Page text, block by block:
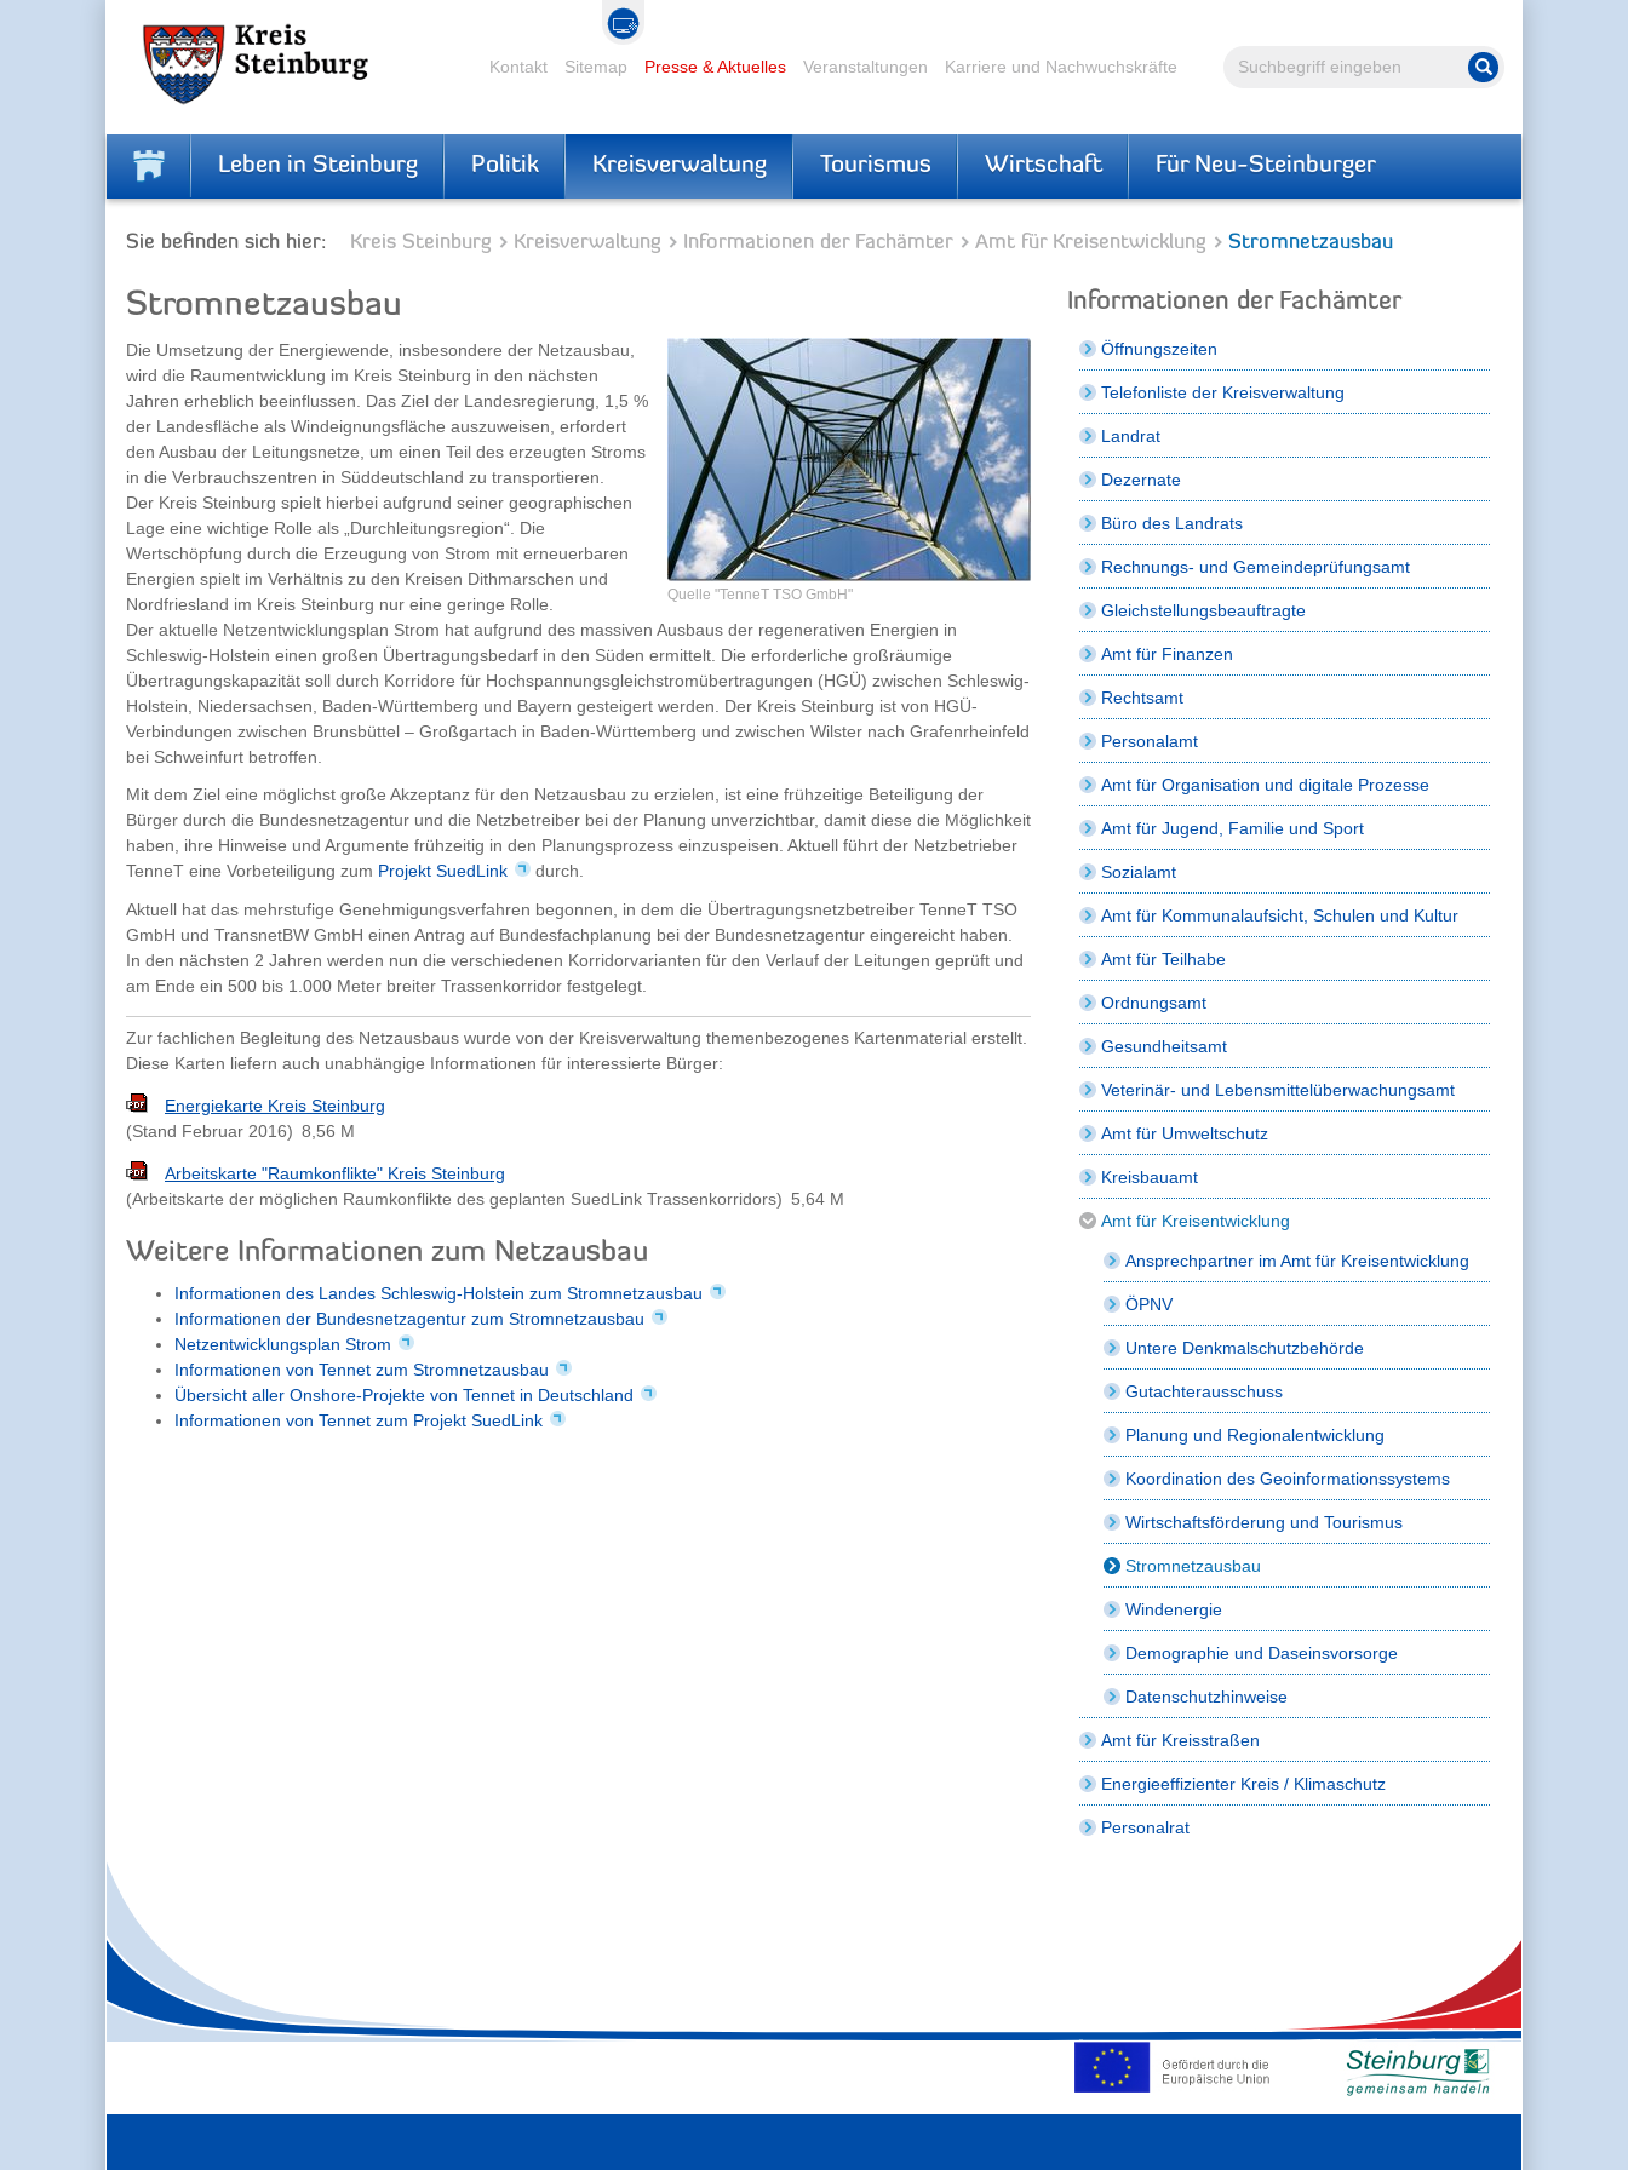
Volltextsuche Suche starten
Kontakt Sitemap Presse & Aktuelles Veranstaltungen Karriere und Nachwuchskräfte
Leben in Steinburg Politik Kreisverwaltung Tourismus Wirtschaft Für Neu-Steinburger
Sie befinden sich hier: Kreis Steinburg Kreisverwaltung Informationen der Fachämter Amt für Kreisentwicklung Stromnetzausbau
Stromnetzausbau
Quelle "TenneT TSO GmbH"
Die Umsetzung der Energiewende, insbesondere der Netzausbau,
wird die Raumentwicklung im Kreis Steinburg in den nächsten
Jahren erheblich beeinflussen. Das Ziel der Landesregierung, 1,5 %
der Landesfläche als Windeignungsfläche auszuweisen, erfordert
den Ausbau der Leitungsnetze, um einen Teil des erzeugten Stroms
in die Verbrauchszentren in Süddeutschland zu transportieren.
Der Kreis Steinburg spielt hierbei aufgrund seiner geographischen
Lage eine wichtige Rolle als „Durchleitungsregion“. Die
Wertschöpfung durch die Erzeugung von Strom mit erneuerbaren
Energien spielt im Verhältnis zu den Kreisen Dithmarschen und
Nordfriesland im Kreis Steinburg nur eine geringe Rolle.
Der aktuelle Netzentwicklungsplan Strom hat aufgrund des massiven Ausbaus der regenerativen Energien in
Schleswig-Holstein einen großen Übertragungsbedarf in den Süden ermittelt. Die erforderliche großräumige
Übertragungskapazität soll durch Korridore für Hochspannungsgleichstromübertragungen (HGÜ) zwischen Schleswig-
Holstein, Niedersachsen, Baden-Württemberg und Bayern gesteigert werden. Der Kreis Steinburg ist von HGÜ-
Verbindungen zwischen Brunsbüttel – Großgartach in Baden-Württemberg und zwischen Wilster nach Grafenrheinfeld
bei Schweinfurt betroffen.
Mit dem Ziel eine möglichst große Akzeptanz für den Netzausbau zu erzielen, ist eine frühzeitige Beteiligung der
Bürger durch die Bundesnetzagentur und die Netzbetreiber bei der Planung unverzichtbar, damit diese die Möglichkeit
haben, ihre Hinweise und Argumente frühzeitig in den Planungsprozess einzuspeisen. Aktuell führt der Netzbetrieber
TenneT eine Vorbeteiligung zum Projekt SuedLink
durch.
Aktuell hat das mehrstufige Genehmigungsverfahren begonnen, in dem die Übertragungsnetzbetreiber TenneT TSO
GmbH und TransnetBW GmbH einen Antrag auf Bundesfachplanung bei der Bundesnetzagentur eingereicht haben.
In den nächsten 2 Jahren werden nun die verschiedenen Korridorvarianten für den Verlauf der Leitungen geprüft und
am Ende ein 500 bis 1.000 Meter breiter Trassenkorridor festgelegt.
Zur fachlichen Begleitung des Netzausbaus wurde von der Kreisverwaltung themenbezogenes Kartenmaterial erstellt.
Diese Karten liefern auch unabhängige Informationen für interessierte Bürger:
Energiekarte Kreis Steinburg
(Stand Februar 2016) 8,56 M
Arbeitskarte "Raumkonflikte" Kreis Steinburg
(Arbeitskarte der möglichen Raumkonflikte des geplanten SuedLink Trassenkorridors) 5,64 M
Weitere Informationen zum Netzausbau
Informationen des Landes Schleswig-Holstein zum Stromnetzausbau
Informationen der Bundesnetzagentur zum Stromnetzausbau
Netzentwicklungsplan Strom
Informationen von Tennet zum Stromnetzausbau
Übersicht aller Onshore-Projekte von Tennet in Deutschland
Informationen von Tennet zum Projekt SuedLink
Informationen der Fachämter
Öffnungszeiten
Telefonliste der Kreisverwaltung
Landrat
Dezernate
Büro des Landrats
Rechnungs- und Gemeindeprüfungsamt
Gleichstellungsbeauftragte
Amt für Finanzen
Rechtsamt
Personalamt
Amt für Organisation und digitale Prozesse
Amt für Jugend, Familie und Sport
Sozialamt
Amt für Kommunalaufsicht, Schulen und Kultur
Amt für Teilhabe
Ordnungsamt
Gesundheitsamt
Veterinär- und Lebensmittelüberwachungsamt
Amt für Umweltschutz
Kreisbauamt
Amt für Kreisentwicklung
Ansprechpartner im Amt für Kreisentwicklung
ÖPNV
Untere Denkmalschutzbehörde
Gutachterausschuss
Planung und Regionalentwicklung
Koordination des Geoinformationssystems
Wirtschaftsförderung und Tourismus
Stromnetzausbau
Windenergie
Demographie und Daseinsvorsorge
Datenschutzhinweise
Amt für Kreisstraßen
Energieeffizienter Kreis / Klimaschutz
Personalrat